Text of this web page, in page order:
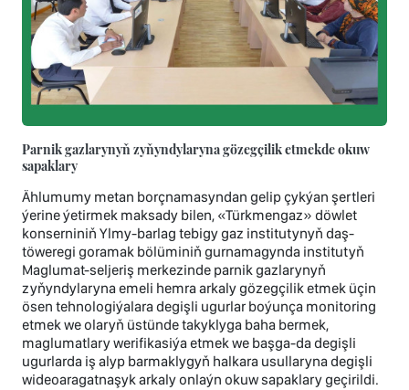
Parnik gazlarynyň zyňyndylaryna gözegçilik etmekde okuw
sapaklary
Ählumumy metan borçnamasyndan gelip çykýan şertleri
ýerine ýetirmek maksady bilen, «Türkmengaz» döwlet
konserniniň Ylmy-barlag tebigy gaz institutynyň daş-
töweregi goramak bölüminiň gurnamagynda institutyň
Maglumat-seljeriş merkezinde parnik gazlarynyň
zyňyndylaryna emeli hemra arkaly gözegçilik etmek üçin
ösen tehnologiýalara degişli ugurlar boýunça monitoring
etmek we olaryň üstünde takyklyga baha bermek,
maglumatlary werifikasiýa etmek we başga-da degişli
ugurlarda iş alyp barmaklygyň halkara usullaryna degişli
wideoaragatnaşyk arkaly onlaýn okuw sapaklary geçirildi.